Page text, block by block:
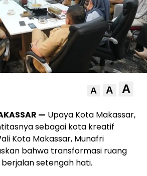
A A A
— Upaya Kota Makassar,
sebagai kota kreatif
Kota Makassar, Munafri
bahwa transformasi ruang
setengah hati.